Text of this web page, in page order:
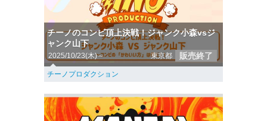
チーノのコンビ頂上決戦！ジャンク小森vsジ
ャンク山下
2025/10/23(木)～ 東京都 販売終了
チーノプロダクション